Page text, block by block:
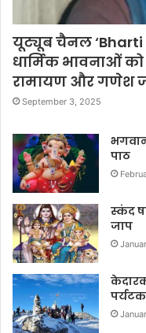
यूट्यूब चैनल ‘Bharti
धार्मिक भावनाओं
रामायण और गणेश
September 3, 2025
पाठ
स्कंद
जाप
पर्यटक